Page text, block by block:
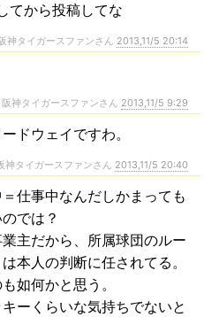
てから投稿してな
神タイガースファンさん 2013,11/5 20:14
神タイガースファンさん 2013,11/5 9:29
ドウェイですわ。
タイガースファンさん 2013,11/5 20:40
仕事中なんだしかまっても
では？
主だから、所属球団のルー
本人の判断に任されてる。
如何かと思う。
ーくらいな気持ちでないと